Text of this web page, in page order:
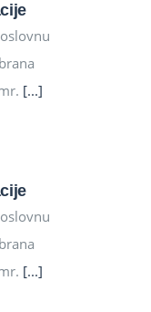
[...]
[...]